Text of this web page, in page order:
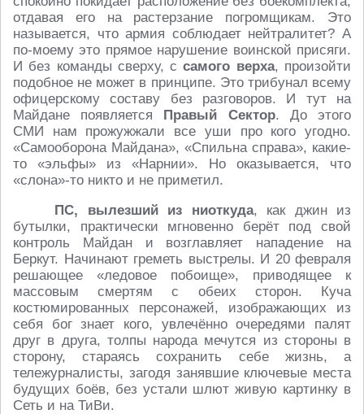
отдавая его на растерзание погромщикам. Это
называется, что армия соблюдает нейтралитет? А
по-моему это прямое нарушение воинской присяги.
И без команды сверху, ссамого верха, произойти
подобное не может в принципе. Это трибунал всему
офицерскому составу без разговоров. И тут на
Майдане появляется Правый Сектор. До этого
СМИ нам прожужжали все уши про кого угодно.
«Самооборона Майдана», «Спильна справа», какие-
то «эльфы» из «Нарнии». Но оказывается, что
«слона»-то никто и не приметил.
ПС, вылезший из ниоткуда, как джин из
бутылки, практически мгновенно берёт под свой
контроль Майдан и возглавляет нападение на
Беркут. Начинают греметь выстрелы. И 20 февраля
решающее «ледовое побоище», приводящее к
массовым смертям с обеих сторон. Куча
костюмированных персонажей, изображающих из
себя бог знает кого, увлечённо очередями палят
друг в друга, толпы народа мечутся из стороны в
сторону, стараясь сохранить себе жизнь, а
тележурналисты, загодя занявшие ключевые места
будущих боёв, без устали шлют живую картинку в
Сеть и на ТиВи.